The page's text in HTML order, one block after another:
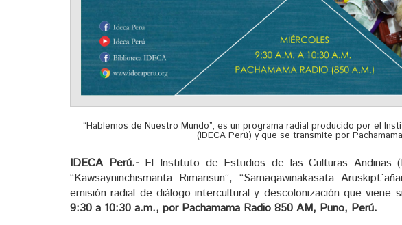
“Hablemos de Nuestro Mundo”, es un programa radial producido por el
(IDECA Perú) y que se transmite por
IDECA Perú.-El Instituto de Estudios de las Culturas Andinas
“Kawsayninchismanta Rimarisun”, “Sarnaqawinakasata
emisión radial de diálogo intercultural y descolonización que viene
9:30 a 10:30 a.m., por Pachamama Radio 850 AM, Puno, Perú.